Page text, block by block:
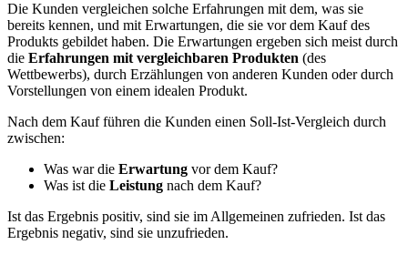
Die Kunden vergleichen solche Erfahrungen mit dem, was sie
bereits kennen, und mit Erwartungen, die sie vor dem Kauf des
Produkts gebildet haben. Die Erwartungen ergeben sich meist durch
die Erfahrungen mit vergleichbaren Produkten (des
Wettbewerbs), durch Erzählungen von anderen Kunden oder durch
Vorstellungen von einem idealen Produkt.
Nach dem Kauf führen die Kunden einen Soll-Ist-Vergleich durch
zwischen:
Was war die Erwartung vor dem Kauf?
Was ist die Leistung nach dem Kauf?
Ist das Ergebnis positiv, sind sie im Allgemeinen zufrieden. Ist das
Ergebnis negativ, sind sie unzufrieden.